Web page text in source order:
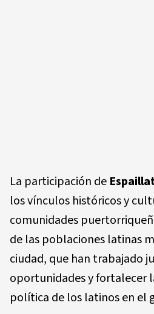
La participación de
los vínculos históricos y
comunidades
de las poblaciones latinas
ciudad, que han trabajado
oportunidades y fortalecer
política de los latinos en el